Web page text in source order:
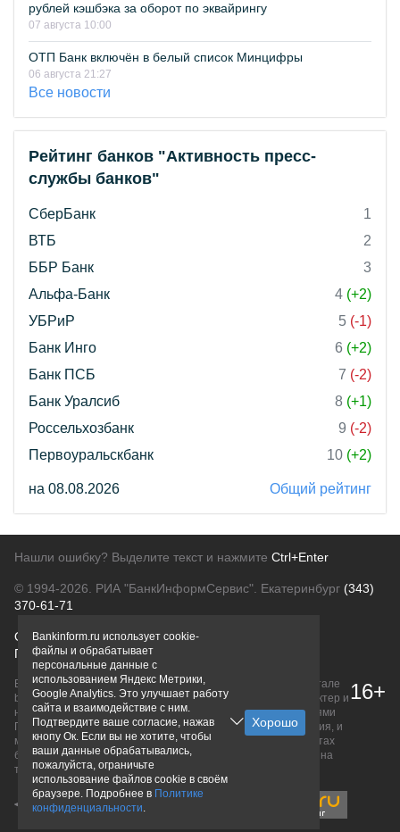
рублей кэшбэка за оборот по эквайрингу
07 августа 10:00
ОТП Банк включён в белый список Минцифры
06 августа 21:27
Все новости
Рейтинг банков "Активность пресс-
службы банков"
СберБанк
1
ВТБ
2
ББР Банк
3
Альфа-Банк
4 (+2)
УБРиР
5 (-1)
Банк Инго
6 (+2)
Банк ПСБ
7 (-2)
Банк Уралсиб
8 (+1)
Россельхозбанк
9 (-2)
Первоуральскбанк
10 (+2)
на 08.08.2026 Общий рейтинг
Нашли ошибку? Выделите текст и нажмите Ctrl+Enter
© 1994-2026. РИА "БанкИнформСервис". Екатеринбург (343)
370-61-71
О проектеПолитика конфиденциальности
Правовая информацияДля рекламодателей
Вся информация о продуктах банков, размещенная на портале
bankinform.ru, носит исключительно ознакомительный характер и
не является публичной офертой, определяемой положениями
ГК РФ. Информация не содержит точного и полного описания, и
может быть изменена. Конечные условия уточняйте на сайтах
банков или при личном обращении. Исключительное право на
товарные знаки принадлежит их правообладателям.
16+
Bankinform.ru использует cookie-
файлы и обрабатывает
персональные данные с
использованием Яндекс Метрики,
Google Analytics. Это улучшает работу
сайта и взаимодействие с ним.
Подтвердите ваше согласие, нажав
кнопу Ок. Если вы не хотите, чтобы
ваши данные обрабатывались,
пожалуйста, ограничьте
использование файлов cookie в своём
браузере. Подробнее в Политике
конфиденциальности.